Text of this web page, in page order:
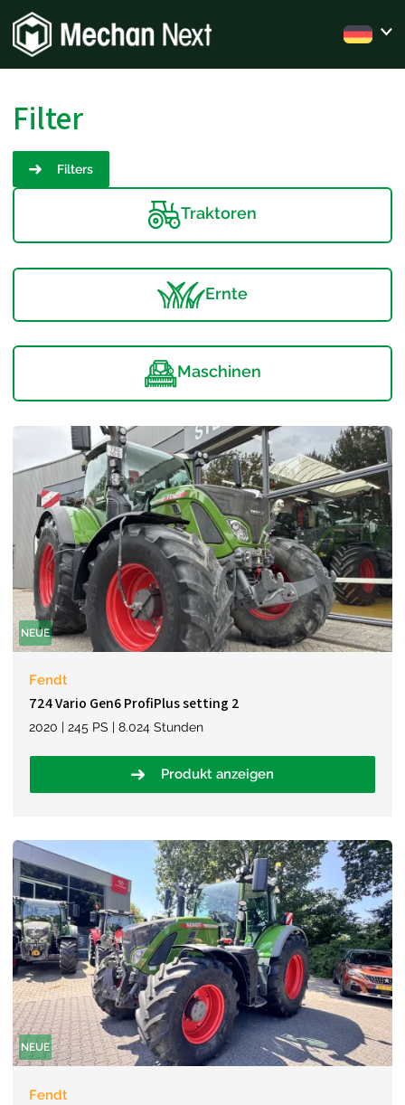
Filter
Filters
Traktoren
Ernte
Maschinen
NEUE
Fendt
724 Vario Gen6 ProfiPlus setting 2
2020 | 245 PS | 8.024 Stunden
Produkt anzeigen
NEUE
Fendt